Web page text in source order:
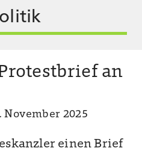
an
2025
einen Brief